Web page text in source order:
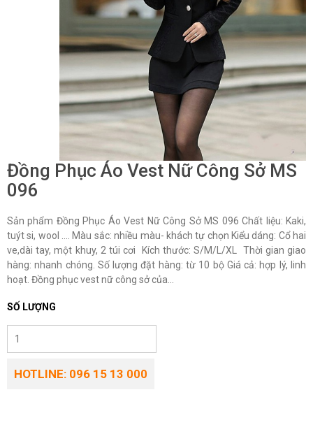
Đồng Phục Áo Vest Nữ Công Sở MS
096
Sản phẩm Đồng Phục Áo Vest Nữ Công Sở MS 096 Chất liệu: Kaki,
tuýt si, wool …. Màu sắc: nhiều màu- khách tự chọn Kiểu dáng: Cổ hai
ve,dài tay, một khuy, 2 túi cơi Kích thước: S/M/L/XL Thời gian giao
hàng: nhanh chóng. Số lượng đặt hàng: từ 10 bộ Giá cả: hợp lý, linh
hoạt. Đồng phục vest nữ công sở của...
SỐ LƯỢNG
HOTLINE: 096 15 13 000